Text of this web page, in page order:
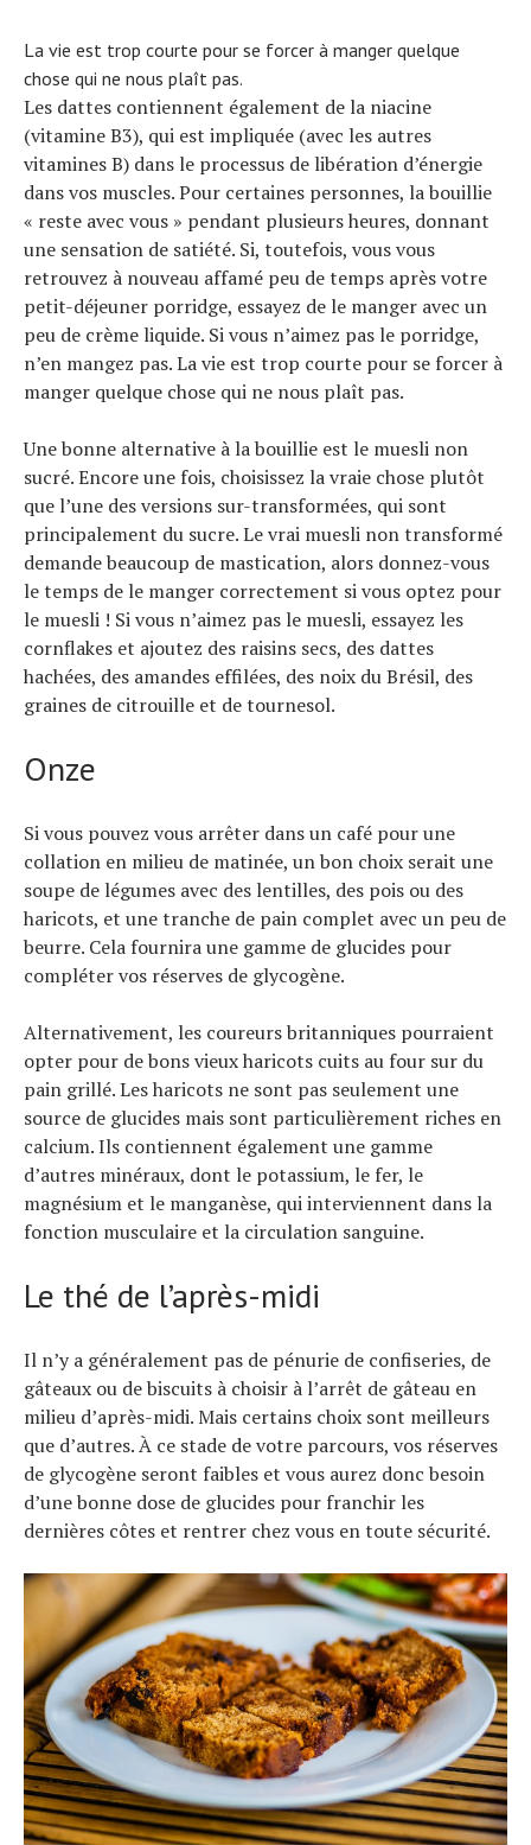
La vie est trop courte pour se forcer à manger quelque
chose qui ne nous plaît pas.
Les dattes contiennent également de la niacine
(vitamine B3), qui est impliquée (avec les autres
vitamines B) dans le processus de libération d’énergie
dans vos muscles. Pour certaines personnes, la bouillie
« reste avec vous » pendant plusieurs heures, donnant
une sensation de satiété. Si, toutefois, vous vous
retrouvez à nouveau affamé peu de temps après votre
petit-déjeuner porridge, essayez de le manger avec un
peu de crème liquide. Si vous n’aimez pas le porridge,
n’en mangez pas. La vie est trop courte pour se forcer à
manger quelque chose qui ne nous plaît pas.
Une bonne alternative à la bouillie est le muesli non
sucré. Encore une fois, choisissez la vraie chose plutôt
que l’une des versions sur-transformées, qui sont
principalement du sucre. Le vrai muesli non transformé
demande beaucoup de mastication, alors donnez-vous
le temps de le manger correctement si vous optez pour
le muesli ! Si vous n’aimez pas le muesli, essayez les
cornflakes et ajoutez des raisins secs, des dattes
hachées, des amandes effilées, des noix du Brésil, des
graines de citrouille et de tournesol.
Onze
Si vous pouvez vous arrêter dans un café pour une
collation en milieu de matinée, un bon choix serait une
soupe de légumes avec des lentilles, des pois ou des
haricots, et une tranche de pain complet avec un peu de
beurre. Cela fournira une gamme de glucides pour
compléter vos réserves de glycogène.
Alternativement, les coureurs britanniques pourraient
opter pour de bons vieux haricots cuits au four sur du
pain grillé. Les haricots ne sont pas seulement une
source de glucides mais sont particulièrement riches en
calcium. Ils contiennent également une gamme
d’autres minéraux, dont le potassium, le fer, le
magnésium et le manganèse, qui interviennent dans la
fonction musculaire et la circulation sanguine.
Le thé de l’après-midi
Il n’y a généralement pas de pénurie de confiseries, de
gâteaux ou de biscuits à choisir à l’arrêt de gâteau en
milieu d’après-midi. Mais certains choix sont meilleurs
que d’autres. À ce stade de votre parcours, vos réserves
de glycogène seront faibles et vous aurez donc besoin
d’une bonne dose de glucides pour franchir les
dernières côtes et rentrer chez vous en toute sécurité.